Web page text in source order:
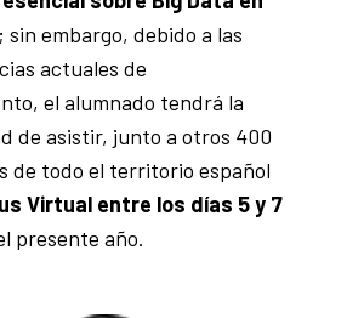
; sin embargo, debido a las
actuales de
el alumnado tendrá la
de asistir, junto a otros 400
de todo el territorio español
Virtual entre los días 5 y 7
presente año.